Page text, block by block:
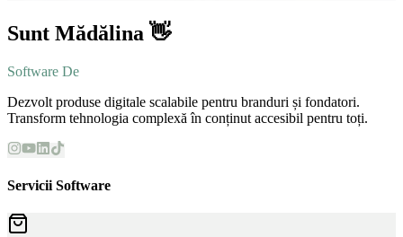
Sunt Mădălina 👋
Software Developer
Dezvolt produse digitale scalabile pentru branduri și fondatori.
Transform tehnologia complexă în conținut accesibil pentru toți.
Servicii Software